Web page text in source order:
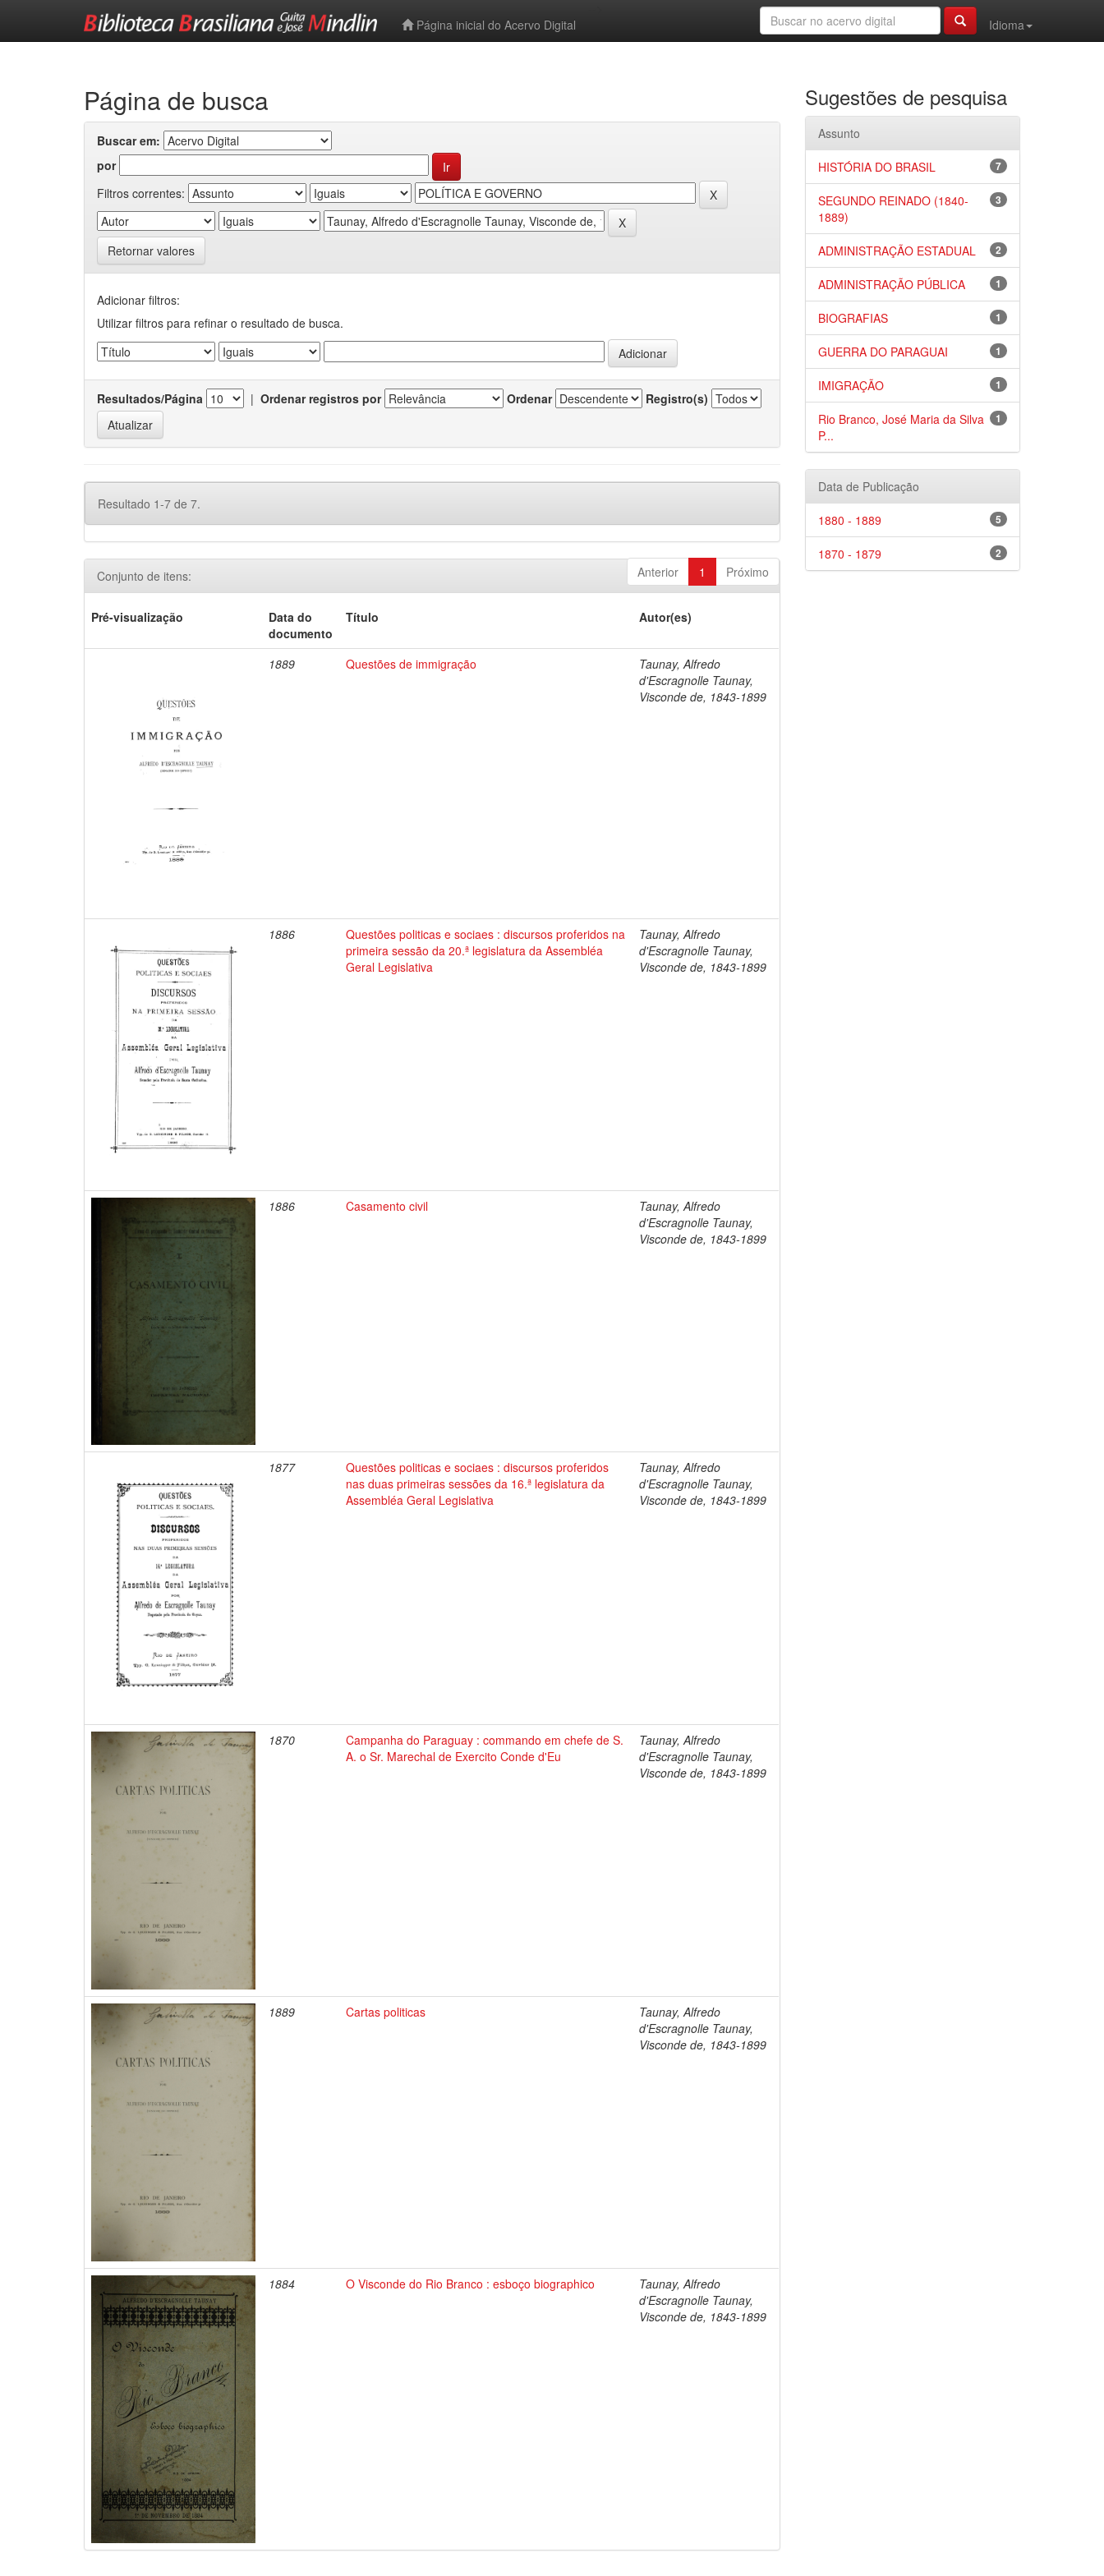
Página inicial do Acervo Digital
Idioma
Página de busca
Buscar em:
por
Filtros correntes:
Retornar valores
Adicionar filtros:
Utilizar filtros para refinar o resultado de busca.
Resultados/Página | Ordenar registros por Ordenar Registro(s)
Resultado 1-7 de 7.
Anterior 1 Próximo
Conjunto de itens:
Pré-visualização
Data do
documento
Título Autor(es)
1889 Questões de immigração
Taunay, Alfredo
d'Escragnolle Taunay,
Visconde de, 1843-1899
1886
Questões politicas e sociaes : discursos proferidos na
primeira sessão da 20.ª legislatura da Assembléa
Geral Legislativa
Taunay, Alfredo
d'Escragnolle Taunay,
Visconde de, 1843-1899
1886 Casamento civil
Taunay, Alfredo
d'Escragnolle Taunay,
Visconde de, 1843-1899
1877
Questões politicas e sociaes : discursos proferidos
nas duas primeiras sessões da 16.ª legislatura da
Assembléa Geral Legislativa
Taunay, Alfredo
d'Escragnolle Taunay,
Visconde de, 1843-1899
1870
Campanha do Paraguay : commando em chefe de S.
A. o Sr. Marechal de Exercito Conde d'Eu
Taunay, Alfredo
d'Escragnolle Taunay,
Visconde de, 1843-1899
1889 Cartas politicas
Taunay, Alfredo
d'Escragnolle Taunay,
Visconde de, 1843-1899
1884 O Visconde do Rio Branco : esboço biographico
Taunay, Alfredo
d'Escragnolle Taunay,
Visconde de, 1843-1899
Sugestões de pesquisa
Assunto
7
HISTÓRIA DO BRASIL
3
SEGUNDO REINADO (1840-
1889)
2
ADMINISTRAÇÃO ESTADUAL
1
ADMINISTRAÇÃO PÚBLICA
1
BIOGRAFIAS
1
GUERRA DO PARAGUAI
1
IMIGRAÇÃO
1
Rio Branco, José Maria da Silva
P...
Data de Publicação
5
1880 - 1889
2
1870 - 1879